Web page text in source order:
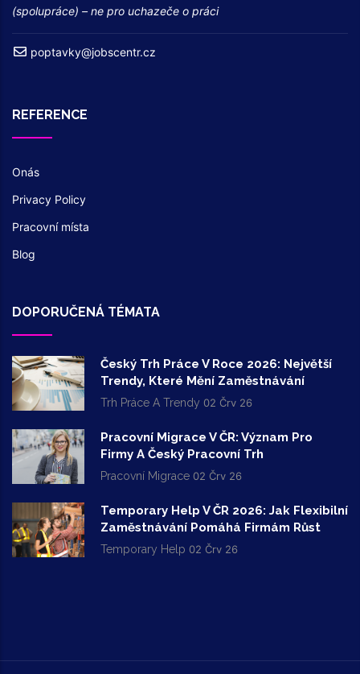
(spolupráce) – ne pro uchazeče o práci
poptavky@jobscentr.cz
REFERENCE
Onás
Privacy Policy
Pracovní místa
Blog
DOPORUČENÁ TÉMATA
Český Trh Práce V Roce 2026: Největší
Trendy, Které Mění Zaměstnávání
Trh Práce A Trendy 02 Črv 26
Pracovní Migrace V ČR: Význam Pro
Firmy A Český Pracovní Trh
Pracovní Migrace 02 Črv 26
Temporary Help V ČR 2026: Jak Flexibilní
Zaměstnávání Pomáhá Firmám Růst
Temporary Help 02 Črv 26